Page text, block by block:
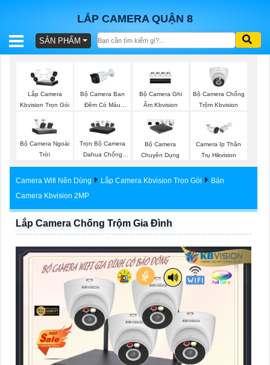
LẮP CAMERA QUẬN 8
BÁO
TRỌN
GÓI
TƯ
LẮP
CAMERA
SẢN PHẨM
Lắp Camera
Kbvision Trọn Gói
Bộ Camera Ban
Đêm Có Màu
Bộ Camera Ghi
Âm Kbvision
Bộ Camera Chống
Trộm Kbvision
Bộ Camera Ngoài
Trời
Trọn Bộ Camera
Dahua Chống
Trộm
Bộ Camera
Chuyên Dụng
Camera Ip Thân
Trụ Hikvision
Camera Wifi Nên Dùng Lắp Camera Kbvision Trọn Gói
Bán
Camera Kbvision 2MP
Lắp Camera Chống Trộm Gia Đình